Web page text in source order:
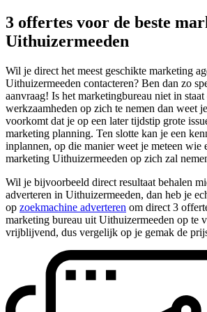
3 offertes voor de beste
Uithuizermeeden
Wil je direct het meest geschikte marketing
Uithuizermeeden contacteren? Ben dan zo
aanvraag! Is het marketingbureau niet in staat
werkzaamheden op zich te nemen dan weet
voorkomt dat je op een later tijdstip grote
marketing planning. Ten slotte kan je een
inplannen, op die manier weet je meteen wie
marketing Uithuizermeeden op zich zal
Wil je bijvoorbeeld direct resultaat behalen
adverteren in Uithuizermeeden, dan heb je
op zoekmachine adverteren om direct 3
marketing bureau uit Uithuizermeeden op te
vrijblijvend, dus vergelijk op je gemak de